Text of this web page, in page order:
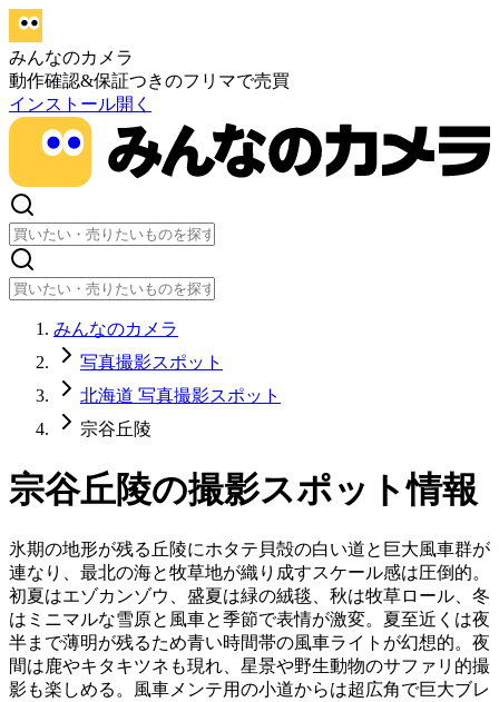
みんなのカメラ
動作確認&保証つきのフリマで売買
インストール開く
みんなのカメラ
写真撮影スポット
北海道 写真撮影スポット
宗谷丘陵
宗谷丘陵の撮影スポット情報
氷期の地形が残る丘陵にホタテ貝殻の白い道と巨大風車群が
連なり、最北の海と牧草地が織り成すスケール感は圧倒的。
初夏はエゾカンゾウ、盛夏は緑の絨毯、秋は牧草ロール、冬
はミニマルな雪原と風車と季節で表情が激変。夏至近くは夜
半まで薄明が残るため青い時間帯の風車ライトが幻想的。夜
間は鹿やキタキツネも現れ、星景や野生動物のサファリ的撮
影も楽しめる。風車メンテ用の小道からは超広角で巨大ブレ